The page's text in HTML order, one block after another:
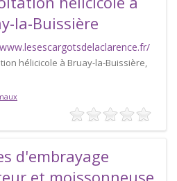
la-Buissière
hélicicole à Bruay-la-Buissière,
d'embrayage
et moissonneuse